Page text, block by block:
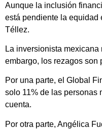
Aunque la inclusión
está pendiente la equidad
Téllez.
La inversionista
embargo, los rezagos son
Por una parte, el Global
solo 11% de las personas
cuenta.
Por otra parte, Angélica